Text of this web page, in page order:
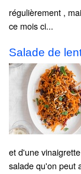
régulièrement ,
ce mois ci...
Salade de
et d'une
salade qu'on peut